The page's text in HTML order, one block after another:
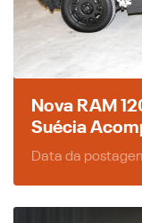
Nova RAM
Suécia
Data da